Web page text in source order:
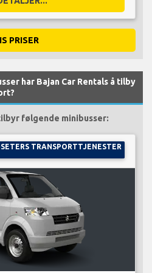
PRISER
har Bajan Car Rentals å tilby
følgende minibusser:
TRANSPORTTJENESTER